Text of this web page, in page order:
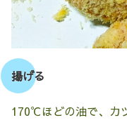
揚げる
170℃ほどの油で、カ